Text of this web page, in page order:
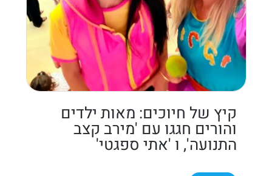
קיץ של חיוכים: מאות ילדים
והורים חגגו עם 'מירב קצב
התנועה', ו 'אתי ספגטי'